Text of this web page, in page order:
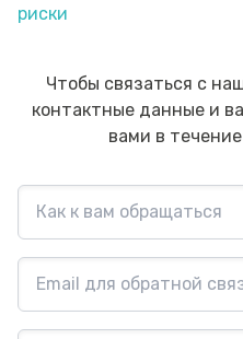
риски
Чтобы связаться с
контактные данные и
вами в